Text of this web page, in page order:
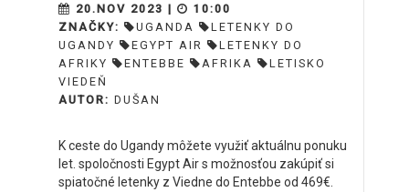
20.NOV 2023 |
10:00
ZNAČKY:
UGANDA
LETENKY DO
UGANDY
EGYPT AIR
LETENKY DO
AFRIKY
ENTEBBE AFRIKA
LETISKO
VIEDEŇ
AUTOR: DUŠAN
K ceste do Ugandy môžete využiť aktuálnu ponuku
let. spoločnosti Egypt Air s možnosťou zakúpiť si
spiatočné letenky z Viedne do Entebbe od 469€.